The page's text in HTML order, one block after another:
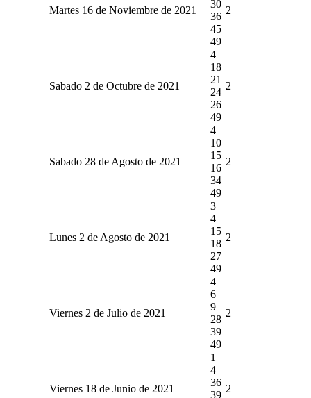
Martes 16 de Noviembre de 2021
30
36
45
49
2
Sabado 2 de Octubre de 2021
4
18
21
24
26
49
2
Sabado 28 de Agosto de 2021
4
10
15
16
34
49
2
Lunes 2 de Agosto de 2021
3
4
15
18
27
49
2
Viernes 2 de Julio de 2021
4
6
9
28
39
49
2
Viernes 18 de Junio de 2021
1
4
36
39
2